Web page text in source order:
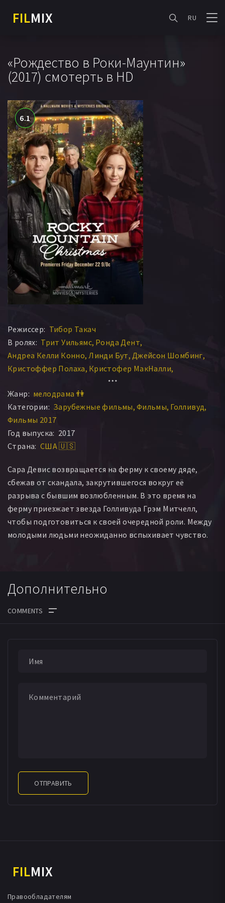
FILMIX RU
«Рождество в Роки-Маунтин»
(2017) смотерть в HD
6.1
Режиссер: Тибор Такач
В ролях: Трит Уильямс Ронда Дент
Андреа Келли Конно Линди Бут Джейсон Шомбинг
Кристоффер Полаха Кристофер МакНалли
Марси Т. Хаус
Jess Brown
Жанр: мелодрама 👫
Категории: Зарубежные фильмы Фильмы Голливуд
Фильмы 2017
Год выпуска: 2017
Страна: США 🇺🇸
Сара Девис возвращается на ферму к своему дяде,
сбежав от скандала, закрутившегося вокруг её
разрыва с бывшим возлюбленным. В это время на
ферму приезжает звезда Голливуда Грэм Митчелл,
чтобы подготовиться к своей очередной роли. Между
молодыми людьми неожиданно вспыхивает чувство.
Дополнительно
ОТПРАВИТЬ
FILMIX
Правообладателям